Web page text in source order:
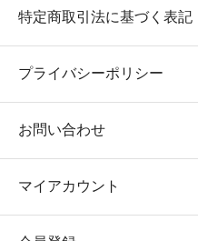
特定商取引法に基づく表記
プライバシーポリシー
お問い合わせ
マイアカウント